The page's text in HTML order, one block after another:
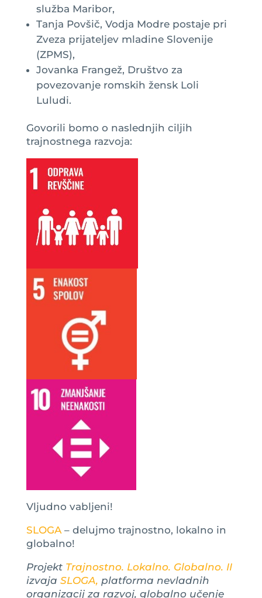
služba Maribor,
Tanja Povšič, Vodja Modre postaje pri
Zveza prijateljev mladine Slovenije
(ZPMS),
Jovanka Frangež, Društvo za
povezovanje romskih žensk Loli
Luludi.
Govorili bomo o naslednjih ciljih
trajnostnega razvoja:
Vljudno vabljeni!
SLOGA– delujmo trajnostno, lokalno in
globalno!
Projekt Trajnostno. Lokalno. Globalno. II
izvaja SLOGA, platforma nevladnih
organizacij za razvoj, globalno učenje